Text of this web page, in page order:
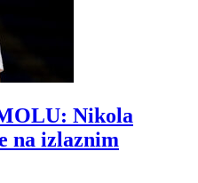
Nikola
na izlaznim